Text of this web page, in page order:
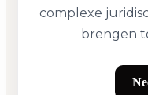
complexe
brengen